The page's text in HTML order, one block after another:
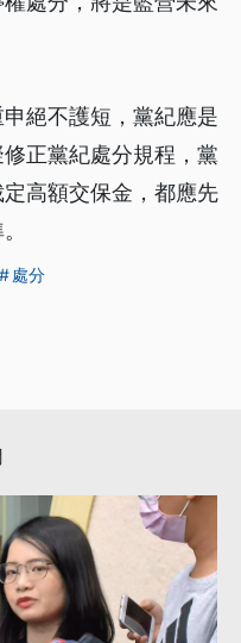
絕不護短，黨紀應是
正黨紀處分規程，黨
高額交保金，都應先
處分